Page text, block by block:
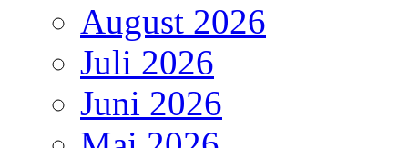
August 2026
Juli 2026
Juni 2026